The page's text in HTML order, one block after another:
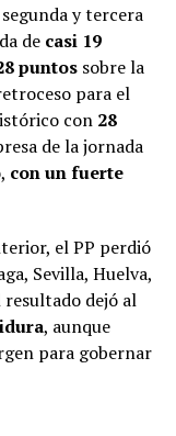
y tercera
de casi 19
puntossobre la
para el
con 28
de la jornada
con un fuerte
el PP perdió
Sevilla, Huelva,
resultado dejó al
, aunque
para gobernar